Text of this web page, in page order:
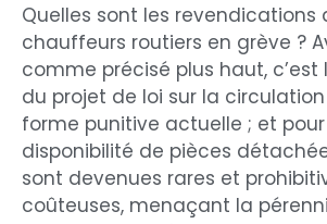
Quelles sont les revendications
chauffeurs routiers en grève ?
comme précisé plus haut, c’est
du projet de loi sur la
forme punitive actuelle ; et pour
disponibilité de pièces
sont devenues rares et
coûteuses, menaçant la